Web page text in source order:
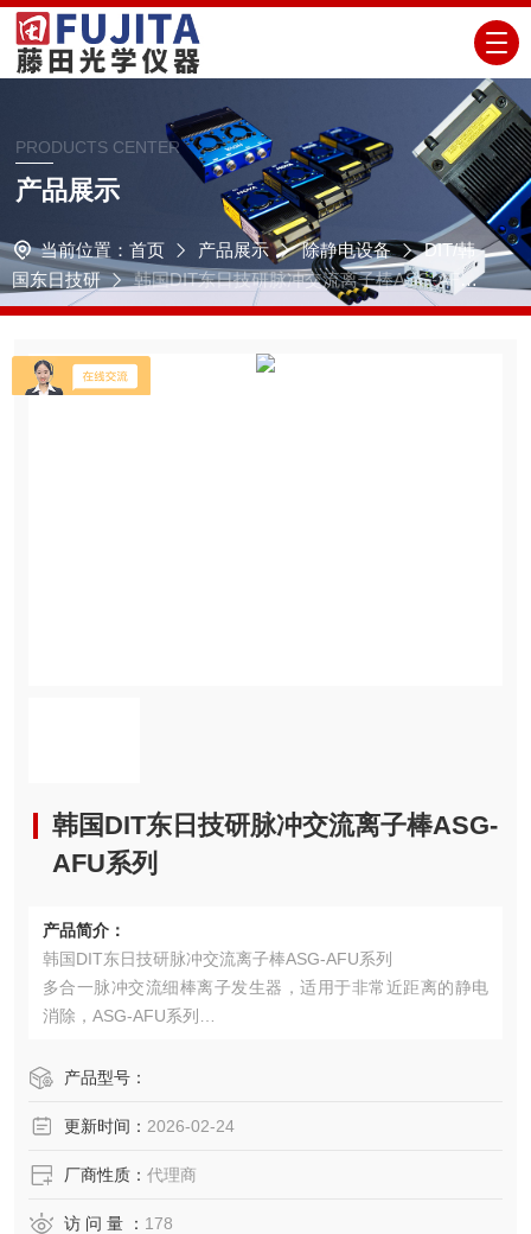
PRODUCTS CENTER
产品展示
当前位置： 首页 产品展示 除静电设备
DIT/韩
国东日技研
韩国DIT东日技研脉冲交流离子棒ASG-AFU
系列
韩国DIT东日技研脉冲交流离子棒ASG-
AFU系列
产品简介：
韩国DIT东日技研脉冲交流离子棒ASG-AFU系列
多合一脉冲交流细棒离子发生器，适用于非常近距离的静电
消除，ASG-AFU系列
非常近距离的静电消除，并显著改善了发射器针的清洁周
产品型号：
更新时间： 2026-02-24
厂商性质： 代理商
访 问 量 ： 178